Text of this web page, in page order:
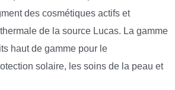
des cosmétiques actifs et
de la source Lucas. La gamme
haut de gamme pour le
solaire, les soins de la peau et